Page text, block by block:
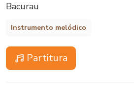
Bacurau
Instrumento melódico
Partitura